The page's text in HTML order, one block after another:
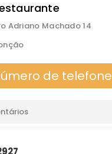
Adriano Machado 14
de telefone